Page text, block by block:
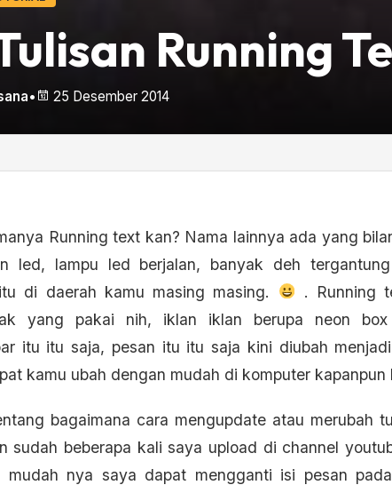
Running
• 25 Desember 2014
Running text kan? Nama lainnya ada yang
led, lampu led berjalan, banyak deh
di daerah kamu masing masing.
. Running
yang pakai nih, iklan iklan berupa neon
itu itu saja, pesan itu itu saja kini diubah
kamu ubah dengan mudah di komputer kapanpun
bagaimana cara mengupdate atau merubah
sudah beberapa kali saya upload di channel
mudah nya saya dapat mengganti isi pesan